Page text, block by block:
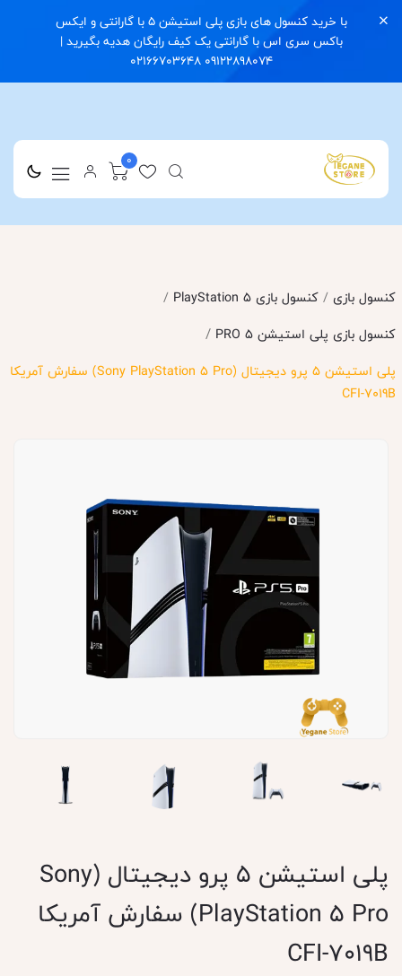
با خرید کنسول های بازی پلی استیشن 5 با گارانتی و ایکس
باکس سری اس با گارانتی یک کیف رایگان هدیه بگیرید |
09122898074 02166703648
0
کنسول بازی / کنسول بازی PlayStation 5
/
کنسول بازی پلی استیشن 5 PRO
/
پلی استیشن 5 پرو دیجیتال (Sony PlayStation 5 Pro) سفارش آمریکا
CFI-7019B
پلی استیشن 5 پرو دیجیتال (Sony
PlayStation 5 Pro) سفارش آمریکا
CFI-7019B